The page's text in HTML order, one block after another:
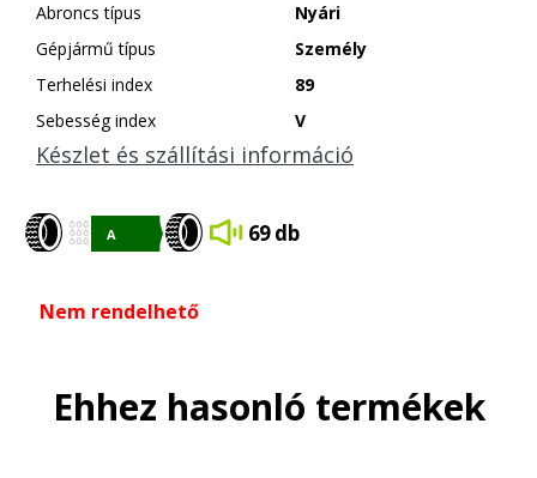
Abroncs típus
Nyári
Gépjármű típus
Személy
Terhelési index
89
Sebesség index
V
Készlet és szállítási információ
69 db
Nem rendelhető
Ehhez hasonló termékek